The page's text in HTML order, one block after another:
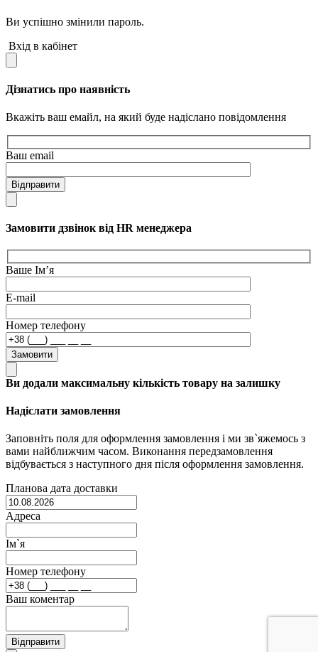
Ви успішно змінили пароль.
Вхід в кабінет
Дізнатись про наявність
Вкажіть ваш емайл, на який буде надіслано повідомлення
Ваш email
Відправити
Замовити дзвінок від HR менеджера
Ваше Ім’я
E-mail
Номер телефону
Замовити
Ви додали максимальну кількість товару на залишку
Надіслати замовлення
Заповніть поля для оформлення замовлення і ми зв`яжемось з
вами найближчим часом. Виконання передзамовлення
відбувається з наступного дня після оформлення замовлення.
Планова дата доставки
Адреса
Ім`я
Номер телефону
Ваш коментар
Відправити